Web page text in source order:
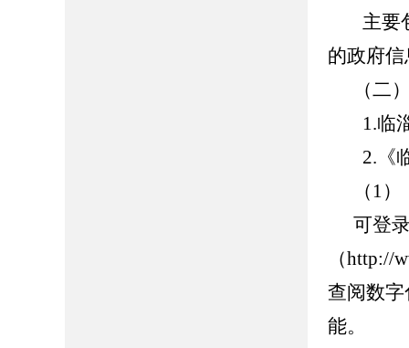
主要
的政府
（二
1.临
2.《
（1
可登
（http://
查阅数
能。